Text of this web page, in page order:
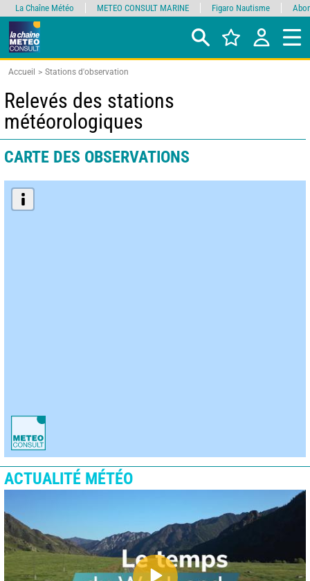
Accueil Stations d'observation
Relevés des stations
météorologiques
CARTE DES OBSERVATIONS
ACTUALITÉ MÉTÉO
La Chaîne Météo METEO CONSULT MARINE Figaro Nautisme